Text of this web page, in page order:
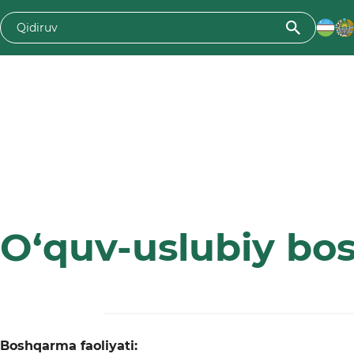
O‘quv-uslubiy
Boshqarma faoliyati: